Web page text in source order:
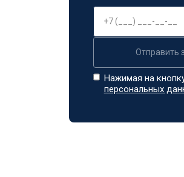
Отправить
Нажимая на
персональных